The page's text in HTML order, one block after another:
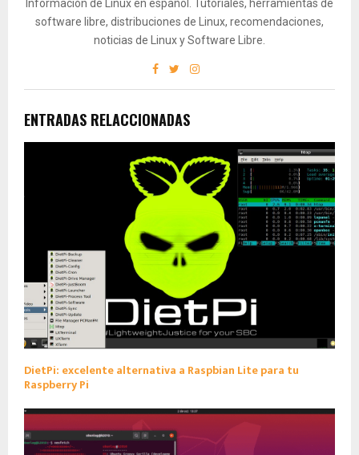
Información de Linux en español. Tutoriales, herramientas de
software libre, distribuciones de Linux, recomendaciones,
noticias de Linux y Software Libre.
ENTRADAS RELACCIONADAS
DietPi: excelente alternativa a Raspbian Lite para tu
Raspberry Pi